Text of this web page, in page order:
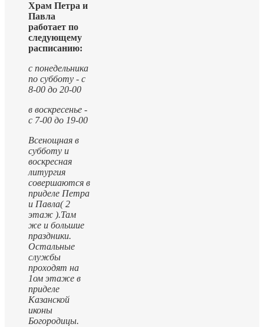
Храм Петра и
Павла
работает по
следующему
расписанию:
с понедельника
по субботу - с
8-00 до 20-00
в воскресенье -
с 7-00 до 19-00
Всенощная в
субботу и
воскресная
литургия
совершаются в
приделе Петра
и Павла( 2
этаж ).Там
же и большие
праздники.
Остальные
службы
проходят на
1ом этаже в
приделе
Казанской
иконы
Богородицы.